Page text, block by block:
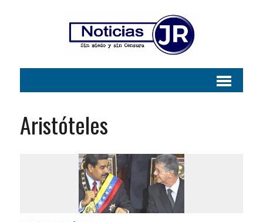
Aristóteles